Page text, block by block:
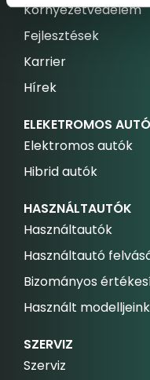
Környezetvédelem
Fejlesztések
Karrier
Hírek
ELEKETROMOS
Elektromos autók
Hibrid autók
HASZNÁLTAUTÓK
Használtautók
Használtautó
Bizományos
Használt modelljeink
SZERVIZ
Szerviz